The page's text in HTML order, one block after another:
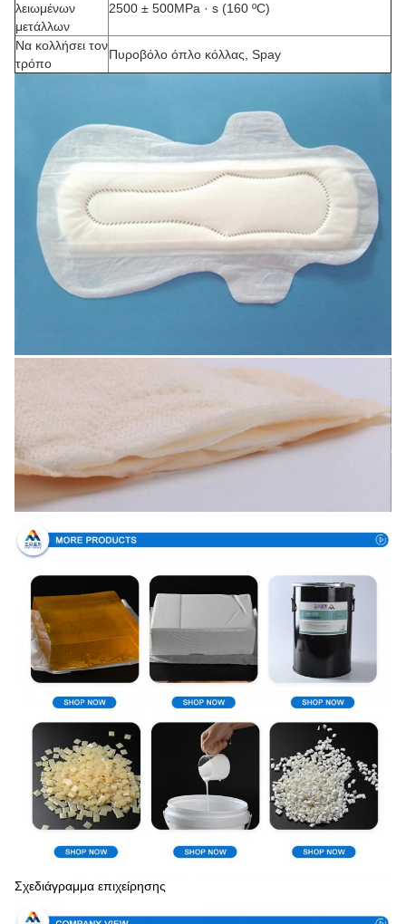
λειωμένων
μετάλλων
2500 ± 500MPa · s (160 ºC)
Να κολλήσει τον
τρόπο
Πυροβόλο όπλο κόλλας, Spay
Σχεδιάγραμμα επιχείρησης